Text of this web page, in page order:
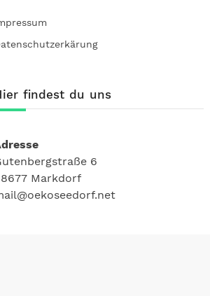
findest du uns
6
Markdorf